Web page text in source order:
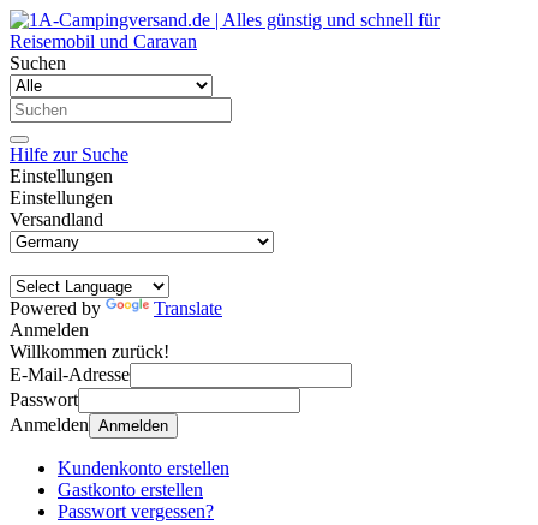
Suchen
Hilfe zur Suche
Einstellungen
Einstellungen
Versandland
Powered by
Translate
Anmelden
Willkommen zurück!
E-Mail-Adresse
Passwort
Anmelden Anmelden
Kundenkonto erstellen
Gastkonto erstellen
Passwort vergessen?